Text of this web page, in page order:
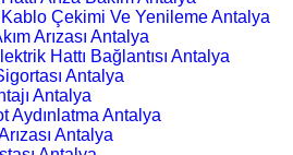
Kablo Çekimi Ve Yenileme Antalya
Arızası Antalya
Hattı Bağlantısı Antalya
Antalya
Antalya
Aydınlatma Antalya
Antalya